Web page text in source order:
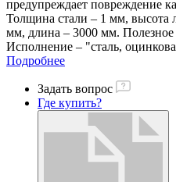
предупреждает повреждение
Толщина стали – 1 мм, высота
мм, длина – 3000 мм. Полезное
Исполнение – "сталь,
Подробнее
Задать вопрос
Где купить?